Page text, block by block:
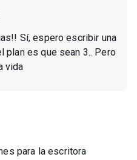
Sí, espero escribir una
plan es que sean 3.. Pero
vida
para la escritora